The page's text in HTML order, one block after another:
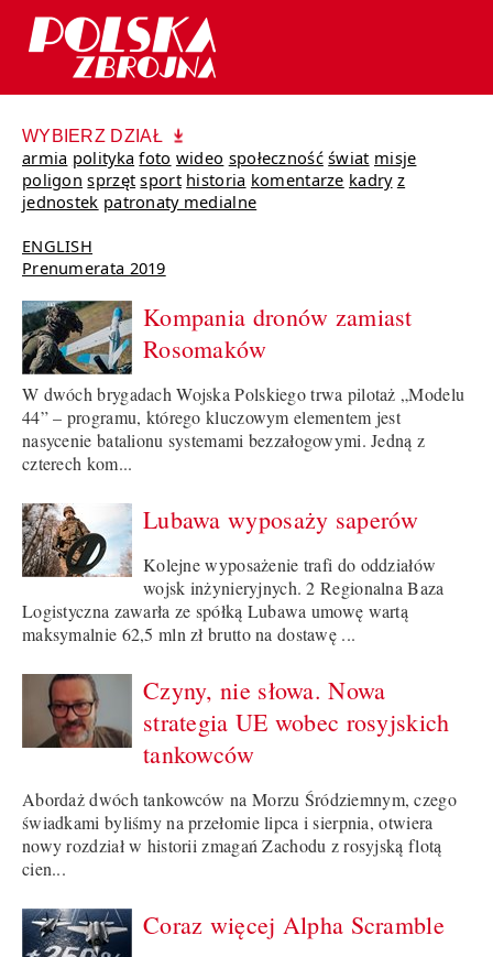
WYBIERZ DZIAŁ
armia polityka foto wideo społeczność świat misje
poligon sprzęt sport historia komentarze kadry z
jednostek patronaty medialne
ENGLISH
Prenumerata 2019
Kompania dronów zamiast
Rosomaków
W dwóch brygadach Wojska Polskiego trwa pilotaż „Modelu
44” – programu, którego kluczowym elementem jest
nasycenie batalionu systemami bezzałogowymi. Jedną z
czterech kom...
Lubawa wyposaży saperów
Kolejne wyposażenie trafi do oddziałów
wojsk inżynieryjnych. 2 Regionalna Baza
Logistyczna zawarła ze spółką Lubawa umowę wartą
maksymalnie 62,5 mln zł brutto na dostawę ...
Czyny, nie słowa. Nowa
strategia UE wobec rosyjskich
tankowców
Abordaż dwóch tankowców na Morzu Śródziemnym, czego
świadkami byliśmy na przełomie lipca i sierpnia, otwiera
nowy rozdział w historii zmagań Zachodu z rosyjską flotą
cien...
Coraz więcej Alpha Scramble